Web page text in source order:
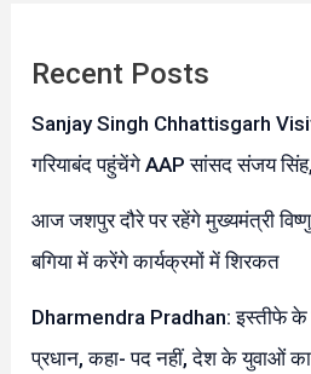
Recent Posts
Sanjay Singh Chhattisgarh Visit:
गरियाबंद पहुंचेंगे AAP सांसद संजय
आज जशपुर दौरे पर रहेंगे मुख्यमंत्री
बगिया में करेंगे कार्यक्रमों में शिरकत
Dharmendra Pradhan: इस्तीफे के
प्रधान, कहा- पद नहीं, देश के युवाओं